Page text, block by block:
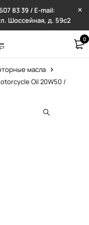
83 39 / E-mail:
Шоссейная, д. 59с2
0
масла
Oil 20W50 /